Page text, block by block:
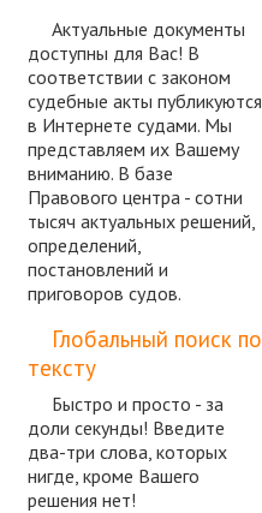
Актуальные документы
доступны для Вас! В
соответствии с законом
судебные акты публикуются
в Интернете судами. Мы
представляем их Вашему
вниманию. В базе
Правового центра - сотни
тысяч актуальных решений,
определений,
постановлений и
приговоров судов.
Глобальный поиск по
тексту
Быстро и просто - за
доли секунды! Введите
два-три слова, которых
нигде, кроме Вашего
решения нет!